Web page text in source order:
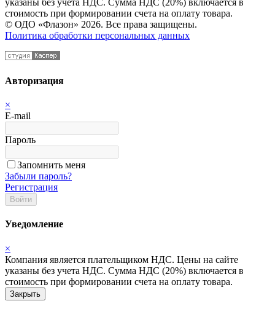
стоимость при формировании счета на оплату товара.
© ОДО «Флазон» 2026. Все права защищены.
Политика обработки персональных данных
Авторизация
×
E-mail
Пароль
Запомнить меня
Забыли пароль?
Регистрация
Войти
Уведомление
×
Компания является плательщиком НДС. Цены на сайте
указаны без учета НДС. Сумма НДС (20%) включается в
стоимость при формировании счета на оплату товара.
Закрыть